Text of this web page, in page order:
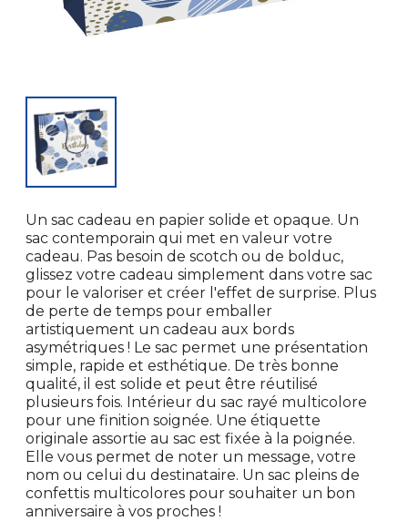
Un sac cadeau en papier solide et opaque. Un
sac contemporain qui met en valeur votre
cadeau. Pas besoin de scotch ou de bolduc,
glissez votre cadeau simplement dans votre sac
pour le valoriser et créer l'effet de surprise. Plus
de perte de temps pour emballer
artistiquement un cadeau aux bords
asymétriques ! Le sac permet une présentation
simple, rapide et esthétique. De très bonne
qualité, il est solide et peut être réutilisé
plusieurs fois. Intérieur du sac rayé multicolore
pour une finition soignée. Une étiquette
originale assortie au sac est fixée à la poignée.
Elle vous permet de noter un message, votre
nom ou celui du destinataire. Un sac pleins de
confettis multicolores pour souhaiter un bon
anniversaire à vos proches !